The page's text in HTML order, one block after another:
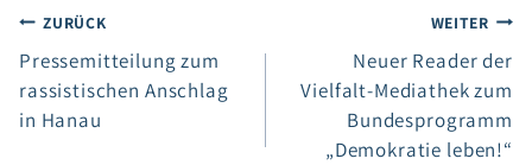
Beitragsnavigation
ZURÜCK
Pressemitteilung zum
rassistischen Anschlag
in Hanau
WEITER
Neuer Reader der
Vielfalt-Mediathek zum
Bundesprogramm
„Demokratie leben!“